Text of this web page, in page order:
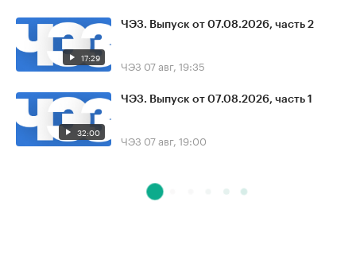
17:29
ЧЭЗ. Выпуск от 07.08.2026, часть 2
ЧЭЗ 07 авг, 19:35
32:00
ЧЭЗ. Выпуск от 07.08.2026, часть 1
ЧЭЗ 07 авг, 19:00